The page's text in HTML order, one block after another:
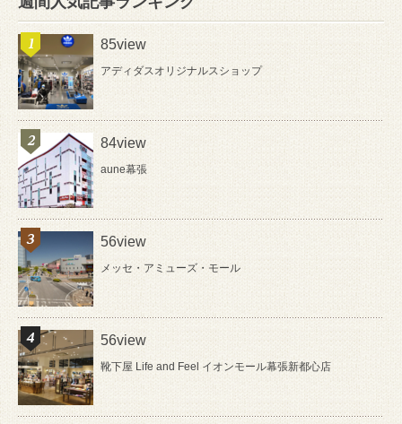
85view
アディダスオリジナルスショップ
84view
aune幕張
56view
メッセ・アミューズ・モール
56view
靴下屋 Life and Feel イオンモール幕張新都心店